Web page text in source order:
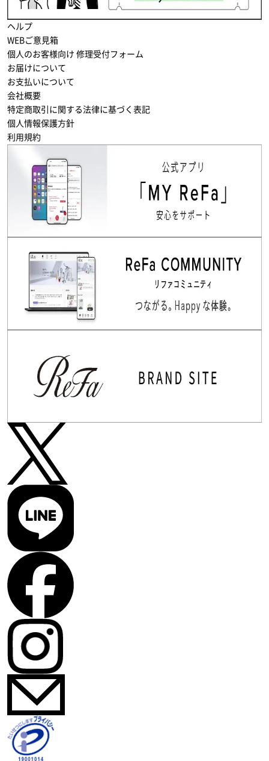
ヘルプ
WEBご意見箱
個人のお客様向け 修理受付フォーム
お届けについて
お支払いについて
会社概要
特定商取引に関する法律に基づく表記
個人情報保護方針
利用規約